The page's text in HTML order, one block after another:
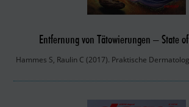
Entfernung von Tätowierungen – State
Hammes S, Raulin C (2017). Praktische